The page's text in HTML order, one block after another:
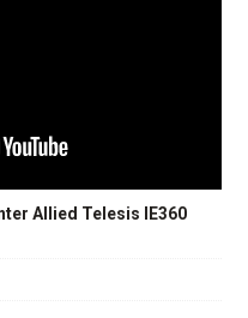
Allied Telesis IE360